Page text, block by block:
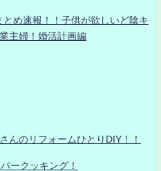
め速報！！子供が欲しいど陰キ
主婦！婚活計画編
んのリフォームひとりDIY！！
ークッキング！